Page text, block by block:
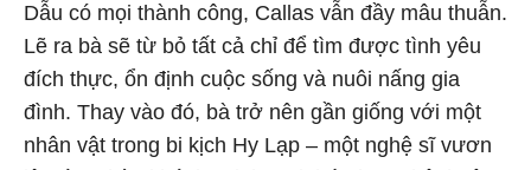
Dẫu có mọi thành công, Callas vẫn đầy mâu thuẫn.
Lẽ ra bà sẽ từ bỏ tất cả chỉ để tìm được tình yêu
đích thực, ổn định cuộc sống và nuôi nấng gia
đình. Thay vào đó, bà trở nên gần giống với một
nhân vật trong bi kịch Hy Lạp – một nghệ sĩ vươn